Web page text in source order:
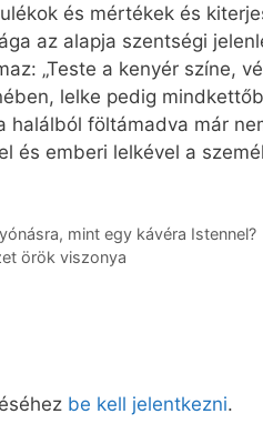
és mértékek és
az alapja szentségi
„Teste a kenyér színe,
lelke pedig
halálból föltámadva már
és emberi lelkével a
mint egy kávéra Istennel?
örök viszonya
be kell jelentkezni.